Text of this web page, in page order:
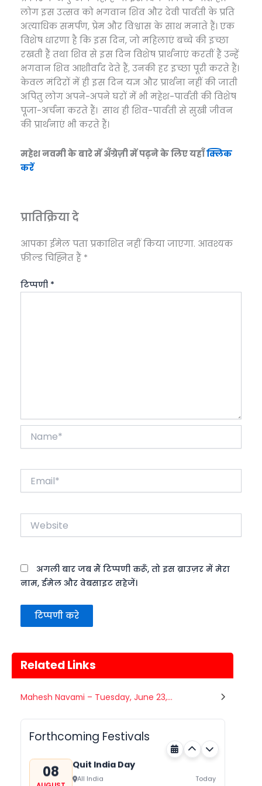
लोग इस उत्सव को भगवान शिव और देवी पार्वती के प्रति
अत्याधिक समर्पण, प्रेम और विश्वास के साथ मनाते हैं। एक
विशेष धारणा है कि इस दिन, जो महिलाएं बच्चे की इच्छा
रखती हैं तथा शिव से इस दिन विशेष प्रार्थनाएं करतीं हैं उन्हें
भगवान शिव आशीर्वाद देते हैं, उनकी हर इच्छा पूरी करते हैं।
केवल मंदिरों में ही इस दिन यज्ञ और प्रार्थना नहीं की जाती
अपितु लोग अपने-अपने घरों में भी महेश-पार्वती की विशेष
पूजा-अर्चना करते हैं। साथ ही शिव-पार्वती से सुखी जीवन
की प्रार्थनाएं भी करते हैं।
महेश नवमी के बारे में अँग्रेज़ी में पढ़ने के लिए यहाँक्लिक
करें
प्रातिक्रिया दे
आपका ईमेल पता प्रकाशित नहीं किया जाएगा. आवश्यक
फ़ील्ड चिह्नित हैं *
टिप्पणी *
Website
अगली बार जब मैं टिप्पणी करूँ, तो इस ब्राउज़र में मेरा
नाम, ईमेल और वेबसाइट सहेजें।
Related Links
Mahesh Navami – Tuesday, June 23,...
Forthcoming Festivals
08 Nehru Trophy Boat Race
08 Quit India Day
All India Today